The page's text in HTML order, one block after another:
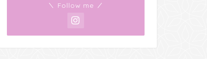
＼ Follow me ／